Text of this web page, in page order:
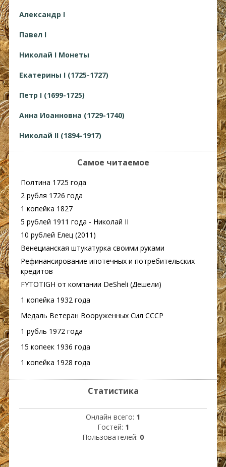
Александр I
Павел I
Николай I Монеты
Екатерины I (1725-1727)
Петр I (1699-1725)
Анна Иоанновна (1729-1740)
Николай II (1894-1917)
Самое читаемое
Полтина 1725 года
2 рубля 1726 года
1 копейка 1827
5 рублей 1911 года - Николай II
10 рублей Елец (2011)
Венецианская штукатурка своими руками
Рефинансирование ипотечных и потребительских
кредитов
FYTOTIGH от компании DeSheli (Дешели)
1 копейка 1932 года
Медаль Ветеран Вооруженных Сил СССР
1 рубль 1972 года
15 копеек 1936 года
1 копейка 1928 года
Статистика
Онлайн всего: 1
Гостей: 1
Пользователей: 0